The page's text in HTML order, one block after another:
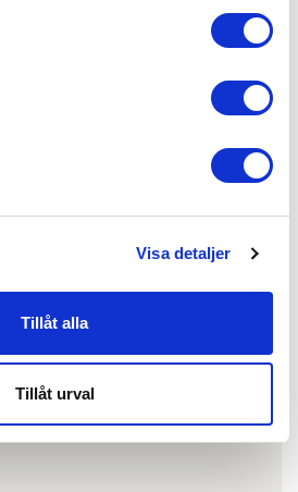
Visa detaljer
Tillåt alla
Tillåt urval
samt övriga
SAF80A/SAF120A
11041/300